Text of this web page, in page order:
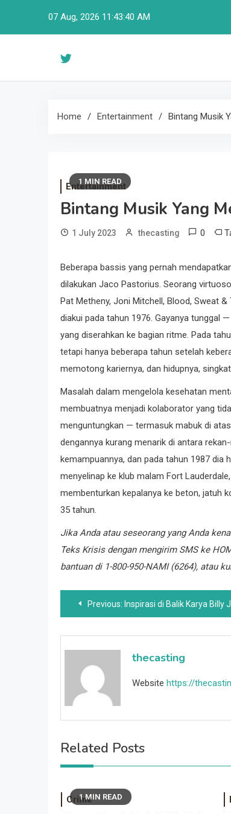
07 Aug, 2026 11:43:40 AM
Home Entertainment Bintang Musik
1 MIN READ
Entertainment
Bintang Musik Yang
1 July 2023 thecasting 0
Beberapa bassis yang pernah
dilakukan Jaco Pastorius. Seorang
Pat Metheny, Joni Mitchell, Blood, Sweat
diakui pada tahun 1976. Gayanya tunggal
yang diserahkan ke bagian ritme. Pada
tetapi hanya beberapa tahun setelah
memotong kariernya, dan hidupnya,
Masalah dalam mengelola kesehatan
membuatnya menjadi kolaborator yang
menguntungkan — termasuk mabuk di
dengannya kurang menarik di antara
kemampuannya, dan pada tahun 1987 dia
menyelinap ke klub malam Fort
membenturkan kepalanya ke beton, jatuh
35 tahun.
Jika Anda atau seseorang yang Anda
Teks Krisis dengan mengirim SMS ke
bantuan di 1-800-950-NAMI (6264), atau
Post
navigation
Previous: Inspirasi di Balik Karya Billy Joel Kita Tidak
thecasting
Website https://
Related Posts
1 MIN READ
Crime